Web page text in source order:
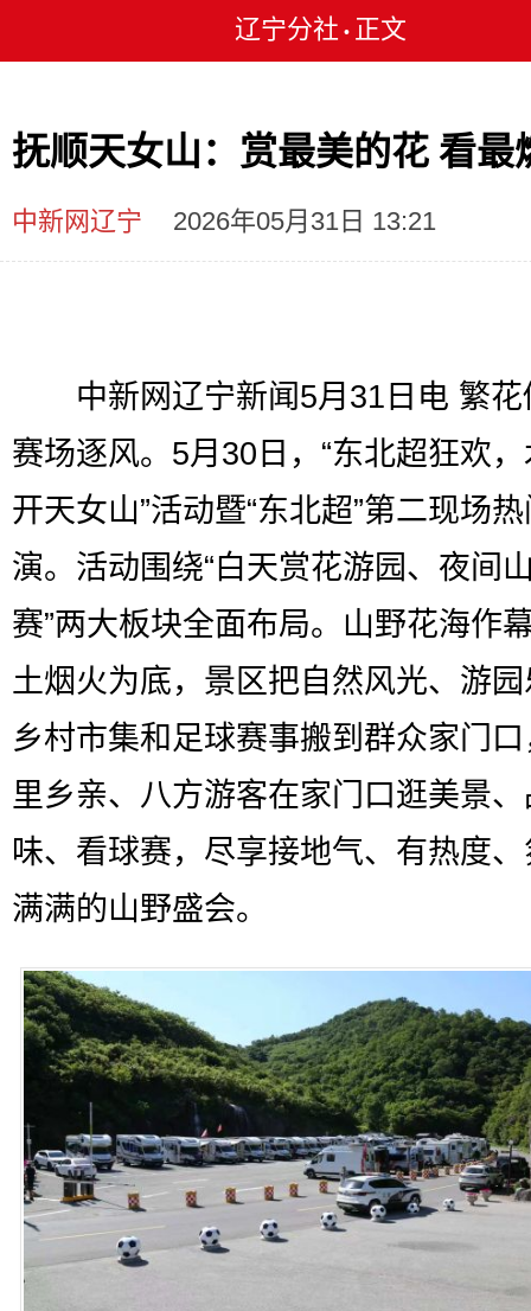
辽宁分社 • 正文
抚顺天女山：赏最美的花 看最
中新网辽宁 2026年05月31日 13:21
中新网辽宁新闻5月31日电 繁花
赛场逐风。5月30日，“东北超狂欢
开天女山”活动暨“东北超”第二现场
演。活动围绕“白天赏花游园、夜间
赛”两大板块全面布局。山野花海作
土烟火为底，景区把自然风光、游
乡村市集和足球赛事搬到群众家门
里乡亲、八方游客在家门口逛美景
味、看球赛，尽享接地气、有热度
满满的山野盛会。